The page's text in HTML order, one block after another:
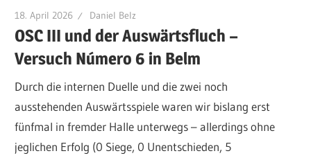
18. April 2026 Daniel Belz
OSC III und der Auswärtsfluch –
Versuch Número 6 in Belm
Durch die internen Duelle und die zwei noch
ausstehenden Auswärtsspiele waren wir bislang erst
fünfmal in fremder Halle unterwegs – allerdings ohne
jeglichen Erfolg (0 Siege, 0 Unentschieden, 5